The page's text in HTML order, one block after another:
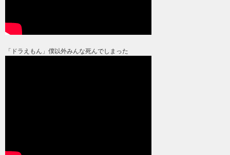
「ドラえもん」僕以外みんな死んでしまった